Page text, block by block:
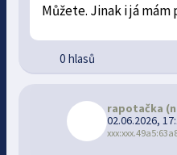
Můžete. Jinak i já
0 hlasů
rapotačka
02.06.2026,